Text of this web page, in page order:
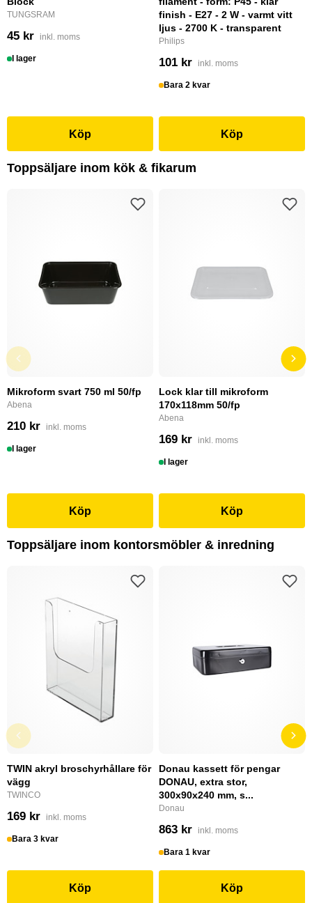
TUNGSRAM
45 kr inkl. moms
I lager
Köp
finish - E27 - 2 W - varmt vitt
ljus - 2700 K - transparent
Philips
101 kr inkl. moms
Bara 2 kvar
Köp
Toppsäljare inom kök & fikarum
Mikroform svart 750 ml 50/fp
Abena
210 kr inkl. moms
I lager
Köp
Lock klar till mikroform
170x118mm 50/fp
Abena
169 kr inkl. moms
I lager
Köp
Toppsäljare inom kontorsmöbler & inredning
TWIN akryl broschyrhållare för
vägg
TWINCO
169 kr inkl. moms
Bara 3 kvar
Köp
Donau kassett för pengar
DONAU, extra stor,
300x90x240 mm, s...
Donau
863 kr inkl. moms
Bara 1 kvar
Köp